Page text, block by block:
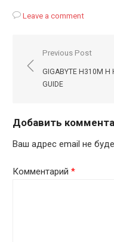
Leave a comment
Навигация
по
записям
Previous Post
GIGABYTE H310M H
GUIDE
Добавить
Ваш адрес email не
Комментарий *